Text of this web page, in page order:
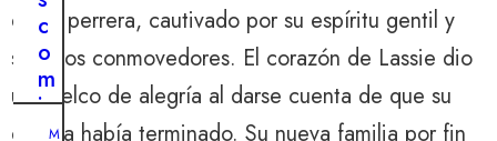
en su perrera, cautivado por su espíritu gentil y
sus ojos conmovedores. El corazón de Lassie dio
un vuelco de alegría al darse cuenta de que su
espera había terminado. Su nueva familia por fin
c
o
m
i
eM